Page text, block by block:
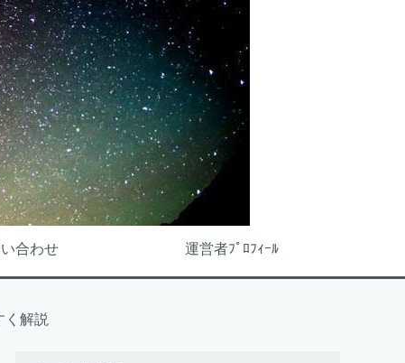
合わせ 運営者ﾌﾟﾛﾌｨｰﾙ
く解説